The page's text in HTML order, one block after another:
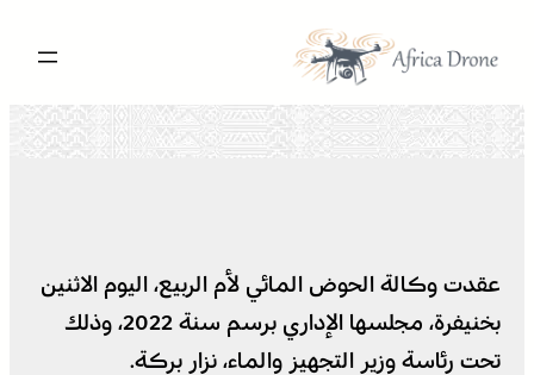
المحتوى
عقدت وكالة الحوض المائي لأم الربيع، اليوم الاثنين
بخنيفرة، مجلسها الإداري برسم سنة 2022، وذلك
تحت رئاسة وزير التجهيز والماء، نزار بركة.